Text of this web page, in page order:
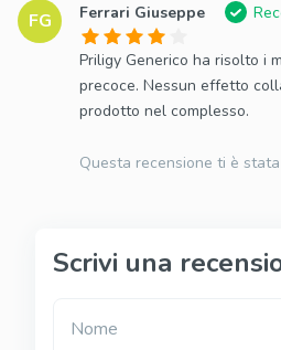
FG Ferrari Giuseppe
Priligy Generico ha risolto i
precoce. Nessun effetto
prodotto nel complesso.
Questa recensione ti è
Scrivi una
Nome